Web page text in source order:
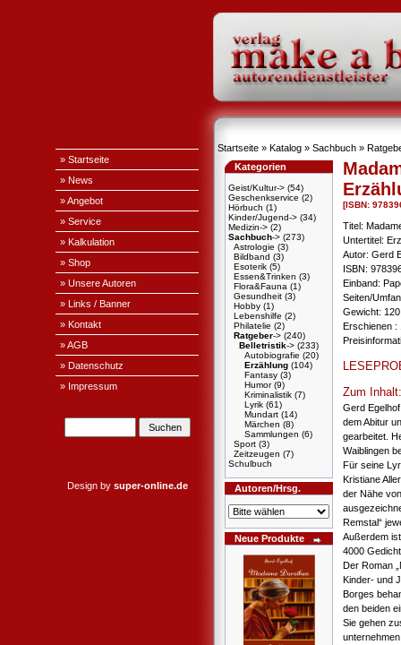
» Startseite
» News
» Angebot
» Service
» Kalkulation
» Shop
» Unsere Autoren
» Links / Banner
» Kontakt
» AGB
» Datenschutz
» Impressum
Design by super-online.de
Startseite » Katalog » Sachbuch »
Kategorien
Geist/Kultur-> (54)
Geschenkservice (2)
Hörbuch (1)
Kinder/Jugend-> (34)
Medizin-> (2)
Sachbuch-> (273)
Astrologie (3)
Bildband (3)
Esoterik (5)
Essen&Trinken (3)
Flora&Fauna (1)
Gesundheit (3)
Hobby (1)
Lebenshilfe (2)
Philatelie (2)
Ratgeber-> (240)
Belletristik-> (233)
Autobiografie (20)
Erzählung (104)
Fantasy (3)
Humor(9)
Kriminalistik (7)
Lyrik (61)
Mundart (14)
Märchen (8)
Sammlungen (6)
Sport (3)
Zeitzeugen (7)
Schulbuch
Autoren/Hrsg.
Neue Produkte
[ISBN:
Titel:
Untertitel:
Autor: Gerd
ISBN:
Einband:
Seiten/
Gewicht:
Erschienen :
Zum Inhalt:
Gerd
dem Abitur
gearbeitet.
Waiblingen
Für seine
Kristiane
der Nähe
Remstal“
Außerdem
4000
Der Roman
Kinder- und
Borges
den beiden
Sie gehen